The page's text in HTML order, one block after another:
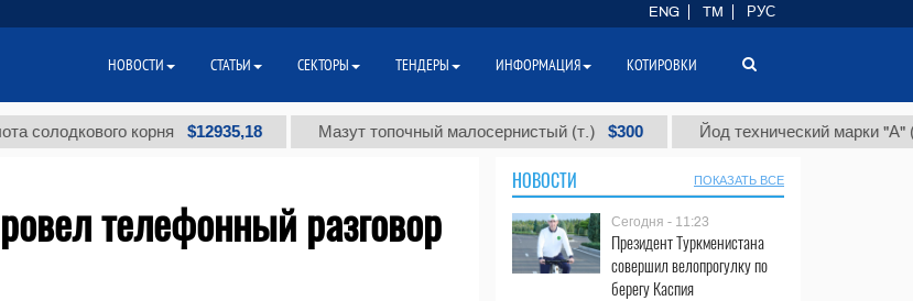
корня $12935,18 Мазут топочный малосернистый (т.) $300 Йод технический марки "А" (т.)
телефонный разговор
НОВОСТИ ПОКАЗАТЬ ВСЕ
Сегодня - 11:23
Президент Туркменистана
совершил велопрогулку по
берегу Каспия
ENG TM РУС
НОВОСТИ СТАТЬИ СЕКТОРЫ ТЕНДЕРЫ ИНФОРМАЦИЯ КОТИРОВКИ